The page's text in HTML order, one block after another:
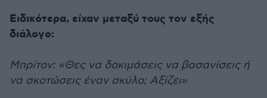
Ειδικότερα, είχαν μεταξύ τους τον εξής
διάλογο:
Μπρίτον: «Θες να δοκιμάσεις να βασανίσεις ή
να σκοτώσεις έναν σκύλο; Αξίζει»